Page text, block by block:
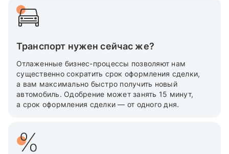
Транспорт нужен сейчас же?
Отлаженные бизнес-процессы позволяют нам
существенно сократить срок оформления сделки,
а вам максимально быстро получить новый
автомобиль. Одобрение может занять 15 минут,
а срок оформления сделки — от одного дня.